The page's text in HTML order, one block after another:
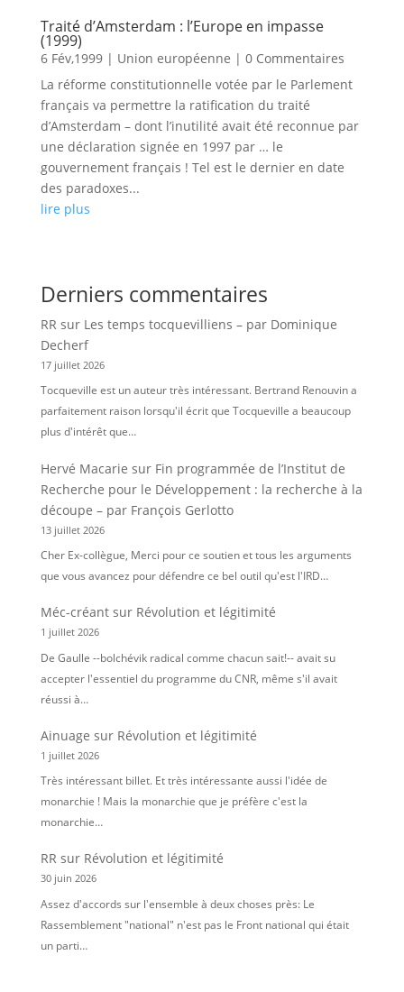
Traité d’Amsterdam : l’Europe en impasse
(1999)
6 Fév,1999| Union européenne | 0 Commentaires
La réforme constitutionnelle votée par le Parlement
français va permettre la ratification du traité
d’Amsterdam – dont l’inutilité avait été reconnue par
une déclaration signée en 1997 par … le
gouvernement français ! Tel est le dernier en date
des paradoxes...
lire plus
Derniers commentaires
RR sur Les temps tocquevilliens – par Dominique
Decherf
17 juillet 2026
Tocqueville est un auteur très intéressant. Bertrand Renouvin a
parfaitement raison lorsqu'il écrit que Tocqueville a beaucoup
plus d'intérêt que…
Hervé Macarie sur Fin programmée de l’Institut de
Recherche pour le Développement : la recherche à la
découpe – par François Gerlotto
13 juillet 2026
Cher Ex-collègue, Merci pour ce soutien et tous les arguments
que vous avancez pour défendre ce bel outil qu'est l'IRD…
Méc-créantsur Révolution et légitimité
1 juillet 2026
De Gaulle --bolchévik radical comme chacun sait!-- avait su
accepter l'essentiel du programme du CNR, même s'il avait
réussi à…
Ainuage sur Révolution et légitimité
1 juillet 2026
Très intéressant billet. Et très intéressante aussi l'idée de
monarchie ! Mais la monarchie que je préfère c'est la
monarchie…
RR sur Révolution et légitimité
30 juin 2026
Assez d'accords sur l'ensemble à deux choses près: Le
Rassemblement "national" n'est pas le Front national qui était
un parti…